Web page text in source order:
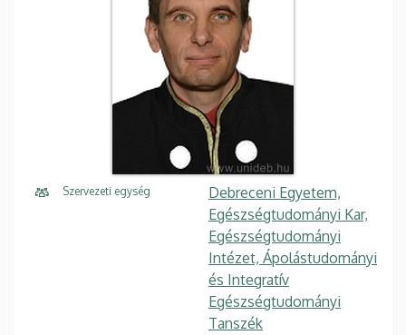
Szervezeti egység
Debreceni Egyetem,
Egészségtudományi Kar,
Egészségtudományi
Intézet, Ápolástudományi
és Integratív
Egészségtudományi
Tanszék